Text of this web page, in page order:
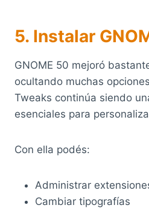
5. Instalar
GNOME 50 mejoró
ocultando muchas
Tweaks continúa siendo
esenciales para
Con ella podés:
Administrar
Cambiar tipografías